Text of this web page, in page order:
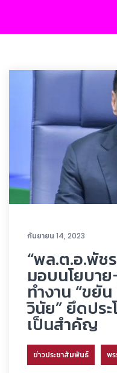
กันยายน 14, 2023
“พล.ต.อ.พัช
มอบนโยบา
ทำงาน “ขยั
วินัย” ยึดปร
เป็นสำคัญ
ข่าวประชาสัมพันธ์ พร